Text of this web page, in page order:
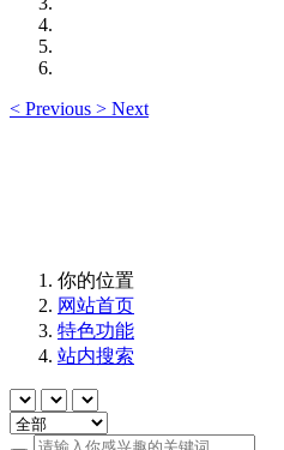
< Previous > Next
你的位置
网站首页
特色功能
站内搜索